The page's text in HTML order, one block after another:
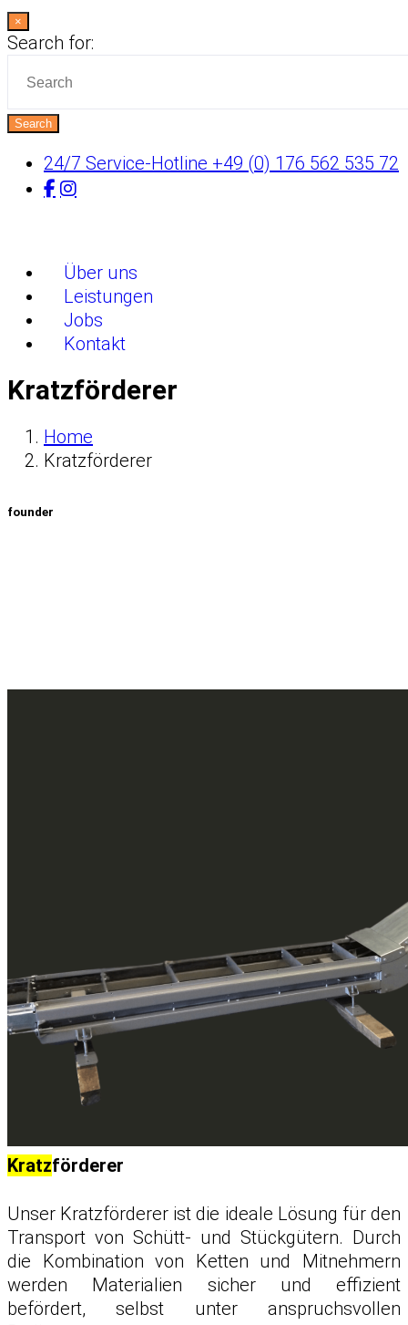
×
Search for:
Search
24/7 Service-Hotline +49 (0) 176 562 535 72
Über uns
Leistungen
Jobs
Kontakt
Kratzförderer
Home
Kratzförderer
founder
Kratzförderer
Unser Kratzförderer ist die ideale Lösung für den
Transport von Schütt- und Stückgütern. Durch
die Kombination von Ketten und Mitnehmern
werden Materialien sicher und effizient
befördert, selbst unter anspruchsvollen